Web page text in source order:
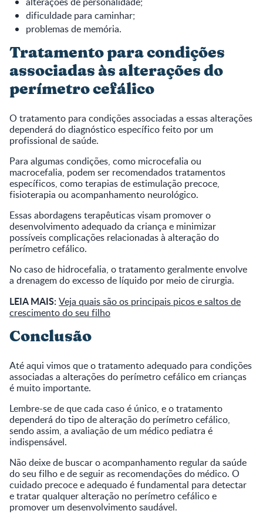
dificuldade para caminhar;
problemas de memória.
Tratamento para condições
associadas às alterações do
perímetro cefálico
O tratamento para condições associadas a essas alterações
dependerá do diagnóstico específico feito por um
profissional de saúde.
Para algumas condições, como microcefalia ou
macrocefalia, podem ser recomendados tratamentos
específicos, como terapias de estimulação precoce,
fisioterapia ou acompanhamento neurológico.
Essas abordagens terapêuticas visam promover o
desenvolvimento adequado da criança e minimizar
possíveis complicações relacionadas à alteração do
perímetro cefálico.
No caso de hidrocefalia, o tratamento geralmente envolve
a drenagem do excesso de líquido por meio de cirurgia.
LEIA MAIS:Veja quais são os principais picos e saltos de
crescimento do seu filho
Conclusão
Até aqui vimos que o tratamento adequado para condições
associadas a alterações do perímetro cefálico em crianças
é muito importante.
Lembre-se de que cada caso é único, e o tratamento
dependerá do tipo de alteração do perímetro cefálico,
sendo assim, a avaliação de um médico pediatra é
indispensável.
Não deixe de buscar o acompanhamento regular da saúde
do seu filho e de seguir as recomendações do médico. O
cuidado precoce e adequado é fundamental para detectar
e tratar qualquer alteração no perímetro cefálico e
promover um desenvolvimento saudável.